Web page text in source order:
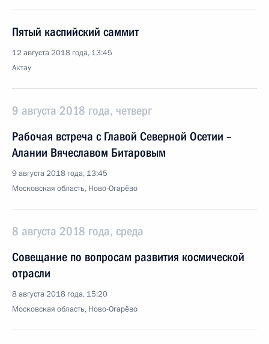
Пятый каспийский саммит
12 августа 2018 года, 13:45
Актау
9 августа 2018 года, четверг
Рабочая встреча с Главой Северной Осетии –
Алании Вячеславом Битаровым
9 августа 2018 года, 13:45
Московская область, Ново-Огарёво
8 августа 2018 года, среда
Совещание по вопросам развития космической
отрасли
8 августа 2018 года, 15:20
Московская область, Ново-Огарёво